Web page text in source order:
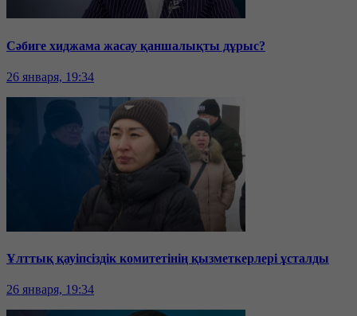
Сәбиге хиджама жасау қаншалықты дұрыс?
26 января, 19:34
Ұлттық қауіпсіздік комитетінің қызметкерлері ұсталды
26 января, 19:34